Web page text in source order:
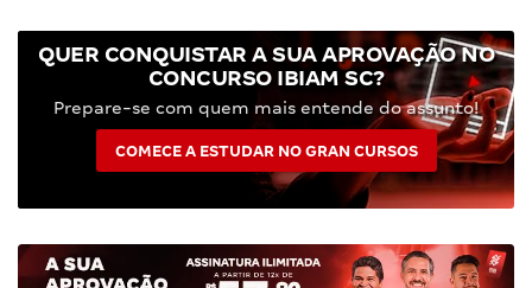
QUER CONQUISTAR A SUA APROVAÇÃO NO
CONCURSO IBIAM SC?
Prepare-se com quem mais entende do assunto!
COMECE A ESTUDAR NO GRAN CURSOS